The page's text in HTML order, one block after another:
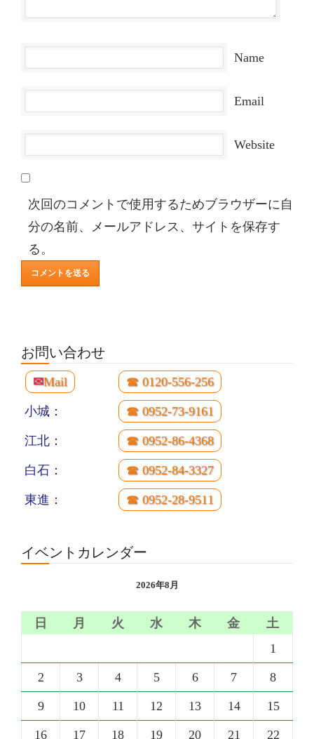
Name
Email
Website
次回のコメントで使用するためブラウザーに自
分の名前、メールアドレス、サイトを保存す
る。
お問い合わせ
✉Mail ☎ 0120-556-256
小城： ☎ 0952-73-9161
江北： ☎ 0952-86-4368
白石： ☎ 0952-84-3327
東進： ☎ 0952-28-9511
イベントカレンダー
2026年8月
日 月 火 水 木 金
土
1
2 3 4 5 6 7 8
9 10 11 12 13 14 15
16 17 18 19 20 21 22